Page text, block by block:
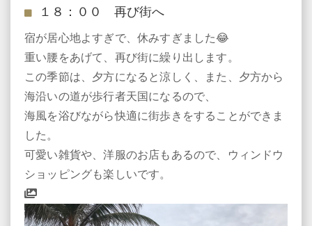
１８：００ 再び街へ
宿が居心地よすぎで、休みすぎました😂
重い腰をあげて、再び街に繰り出します。
この季節は、夕方になると涼しく、また、夕方から
海沿いの道が歩行者天国になるので、
海風を浴びながら快適に街歩きをすることができま
した。
可愛い雑貨や、洋服のお店もあるので、ウィンドウ
ショッピングも楽しいです。